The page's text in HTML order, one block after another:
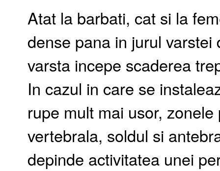
Atat la barbati, cat si la
dense pana in jurul
varsta incepe scaderea
In cazul in care se
rupe mult mai usor,
vertebrala, soldul si
depinde activitatea unei